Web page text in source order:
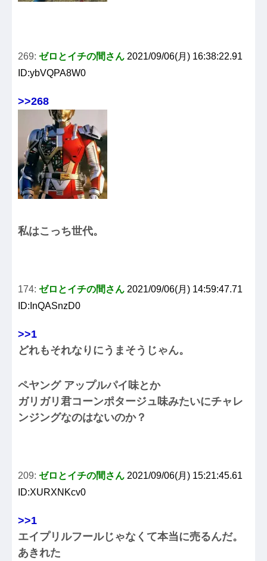
269: ゼロとイチの間さん 2021/09/06(月) 16:38:22.91
ID:ybVQPA8W0
>>268
私はこっち世代。
174: ゼロとイチの間さん 2021/09/06(月) 14:59:47.71
ID:InQASnzD0
>>1
どれもそれなりにうまそうじゃん。
ペヤング アップルパイ味とか
ガリガリ君コーンポタージュ味みたいにチャレ
ンジングなのはないのか？
209: ゼロとイチの間さん 2021/09/06(月) 15:21:45.61
ID:XURXNKcv0
>>1
エイプリルフールじゃなくて本当に売るんだ。
あきれた